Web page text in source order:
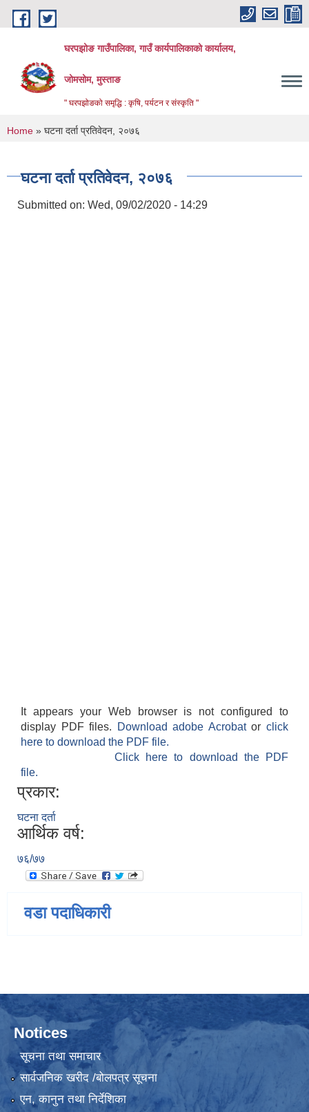
Skip to main content
घरपझोङ गाउँपालिका, गाउँ कार्यपालिकाको कार्यालय,
जोमसोम, मुस्ताङ
" घरपझोङको समृद्धि : कृषि, पर्यटन र संस्कृति "
You are here
Home » घटना दर्ता प्रतिवेदन, २०७६
घटना दर्ता प्रतिवेदन, २०७६
Submitted on: Wed, 09/02/2020 - 14:29
It appears your Web browser is not configured to
display PDF files.
Download adobe Acrobatorclick
here to download the PDF file.
Click here to download the PDF
file.
प्रकार:
घटना दर्ता
आर्थिक वर्ष:
७६/७७
वडा पदाधिकारी
Notices
सूचना तथा समाचार
सार्वजनिक खरीद /बोलपत्र सूचना
एन, कानुन तथा निर्देशिका